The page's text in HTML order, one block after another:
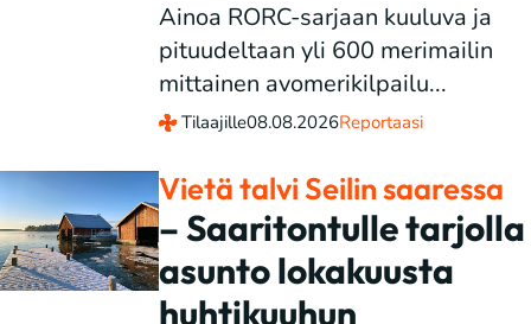
Ainoa RORC-sarjaan kuuluva ja
pituudeltaan yli 600 merimailin
mittainen avomerikilpailu...
Tilaajille08.08.2026Reportaasi
Vietä talvi Seilin saaressa
– Saaritontulle tarjolla
asunto lokakuusta
huhtikuuhun